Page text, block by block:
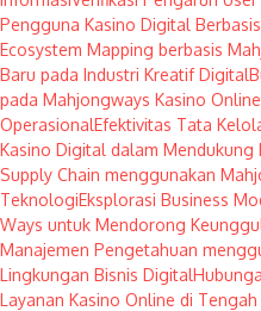
Pengguna Kasino Digital
Ecosystem Mapping berbasis
Baru pada Industri Kreatif Digital
pada Mahjongways Kasino
OperasionalEfektivitas Tata
Kasino Digital dalam Mendukung
Supply Chain menggunakan
TeknologiEksplorasi Business
Ways untuk Mendorong
Manajemen Pengetahuan
Lingkungan Bisnis Digital
Layanan Kasino Online di